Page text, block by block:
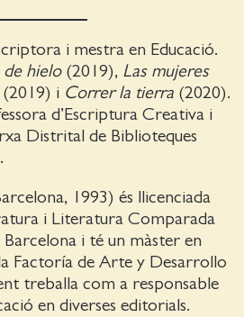
i mestra en Educació.
de hielo(2019), Las mujeres
(2019) i Correr la tierra (2020).
d’Escriptura Creativa i
Distrital de Biblioteques
1993) és llicenciada
i Literatura Comparada
i té un màster en
Factoría de Arte y Desarrollo
treballa com a responsable
en diverses editorials.